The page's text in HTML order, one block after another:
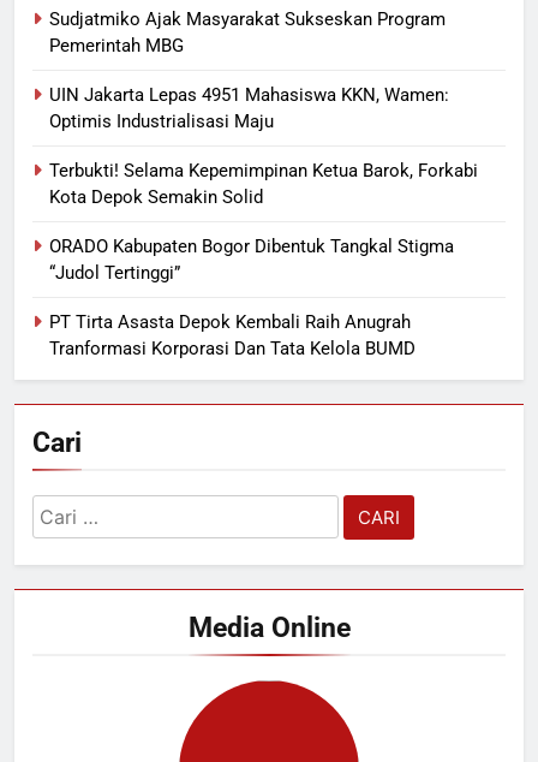
Sudjatmiko Ajak Masyarakat Sukseskan Program
Pemerintah MBG
UIN Jakarta Lepas 4951 Mahasiswa KKN, Wamen:
Optimis Industrialisasi Maju
Terbukti! Selama Kepemimpinan Ketua Barok, Forkabi
Kota Depok Semakin Solid
ORADO Kabupaten Bogor Dibentuk Tangkal Stigma
“Judol Tertinggi”
PT Tirta Asasta Depok Kembali Raih Anugrah
Tranformasi Korporasi Dan Tata Kelola BUMD
Cari
Cari
untuk:
Media Online